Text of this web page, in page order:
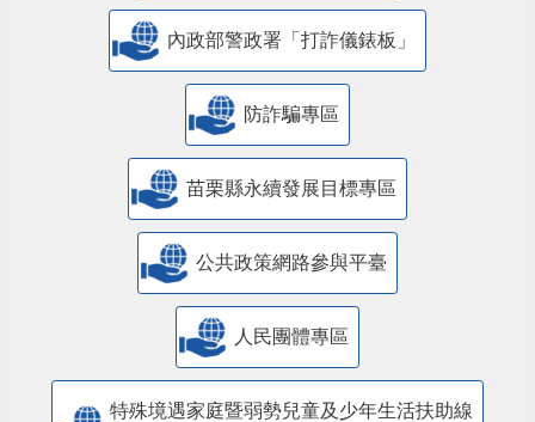
內政部警政署「打詐儀錶板」
防詐騙專區
苗栗縣永續發展目標專區
公共政策網路參與平臺
人民團體專區
特殊境遇家庭暨弱勢兒童及少年生活扶助線